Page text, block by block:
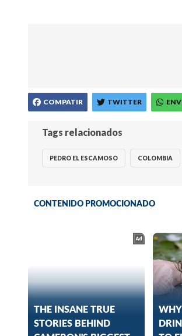
COMPATIR TWITTER
Tags relacionados
PEDRO EL ESCAMOSO COLOMBIA